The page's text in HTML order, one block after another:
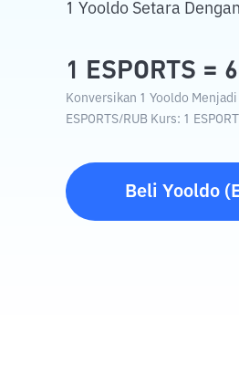
1 Yooldo Setara
1 ESPORTS =
Konversikan 1 Yooldo
ESPORTS/RUB Kurs: 1
Beli Yooldo (